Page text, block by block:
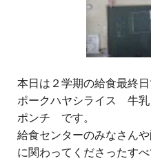
本日は２学期の給食最終日
ポークハヤシライス 牛
ポンチ です。
給食センターのみなさん
に関わってくださったす